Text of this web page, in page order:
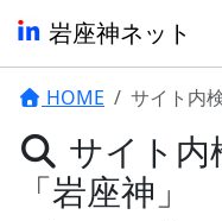
岩座神ネット
HOME サイト内
サイト内
「岩座神」